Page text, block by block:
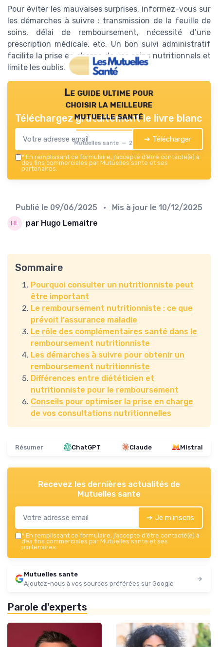
Pour éviter les mauvaises surprises, informez-vous sur
les démarches à suivre : transmission de la feuille de
soins, délai de remboursement, nécessité d’une
prescription médicale, etc. Un bon suivi administratif
facilite la prise en charge de vos soins nutritionnels et
limite les oublis.
Le guide ultime pour
choisir la meilleure
mutuelle santé
Mutuelles sante — 2026
Téléchargez gratuitement le livre blanc
➔ Télécharger
* En remplissant ce formulaire, j’accepte d’être contacté(e) à
des fins commerciales par Mutuelles sante et ses
partenaires.
Publié le 09/06/2025 • Mis à jour le 10/12/2025
par Hugo Lemaitre
Sommaire
Pourquoi consulter un nutritionniste peut
être important
Le remboursement nutritionniste : ce que
prévoit l’assurance maladie
Le rôle des complémentaires santé dans le
remboursement nutritionniste
Les démarches à suivre pour obtenir un
remboursement nutritionniste
Différences entre diététicien et
nutritionniste pour le remboursement
Conseils pour optimiser la prise en charge
de vos consultations nutritionnelles
Résumer ChatGPT Claude Mistral
Recevez les dernières actualités de
Mutuelles sante
➔ Je m'inscris
* En remplissant ce formulaire, j’accepte d’être contacté(e) à
des fins commerciales par Mutuelles sante et ses
partenaires.
Mutuelles sante
Ajoutez-nous à vos sources préférées sur Google
Parole d'experts